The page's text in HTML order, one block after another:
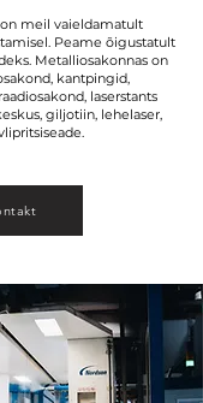
meil vaieldamatult
Peame õigustatult
Metalliosakonnas on
kantpingid,
laserstants
giljotiin, lehelaser,